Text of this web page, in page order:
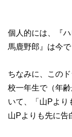
個人的には、『
馬鹿野郎』は今
ちなみに、この
校一年生で（年
いて、「山Pより
山Pよりも先に告